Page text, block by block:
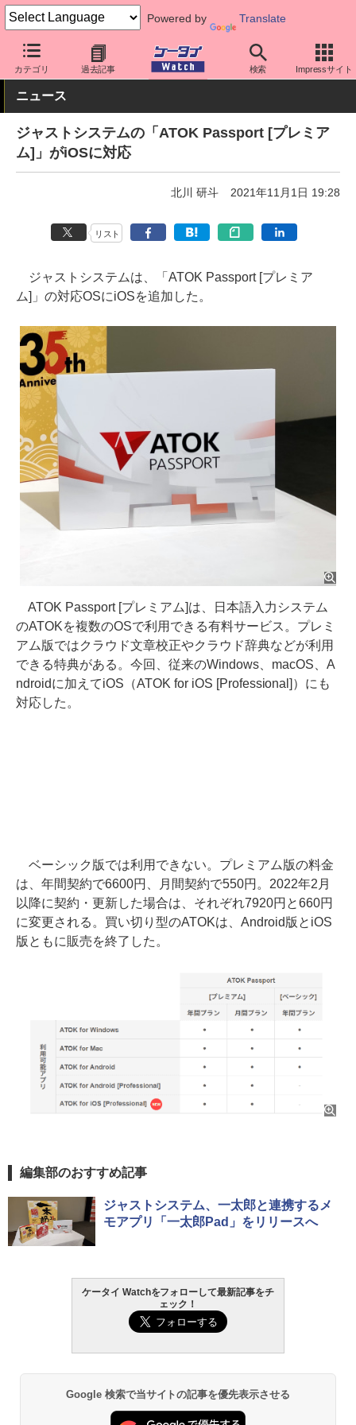
Powered by Translate
カテゴリ 過去記事 検索 Impressサイト
ケータイ Watch OS iPhone (iOS) アプリ・サービス
ニュース
ジャストシステムの「ATOK Passport [プレミア
ム]」がiOSに対応
北川 研斗 2021年11月1日 19:28
リスト
ジャストシステムは、「ATOK Passport [プレミア
ム]」の対応OSにiOSを追加した。
ATOK Passport [プレミアム]は、日本語入力システム
のATOKを複数のOSで利用できる有料サービス。プレミ
アム版ではクラウド文章校正やクラウド辞典などが利用
できる特典がある。今回、従来のWindows、macOS、A
ndroidに加えてiOS（ATOK for iOS [Professional]）にも
対応した。
ベーシック版では利用できない。プレミアム版の料金
は、年間契約で6600円、月間契約で550円。2022年2月
以降に契約・更新した場合は、それぞれ7920円と660円
に変更される。買い切り型のATOKは、Android版とiOS
版ともに販売を終了した。
編集部のおすすめ記事
ジャストシステム、一太郎と連携するメ
モアプリ「一太郎Pad」をリリースへ
ケータイ Watchをフォローして最新記事をチ
ェック！
Google 検索で当サイトの記事を優先表示させる